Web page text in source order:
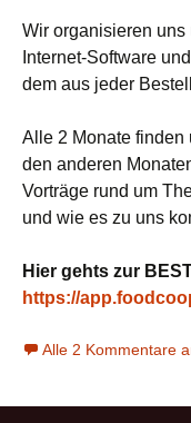
Wir organisieren
Internet-Software
dem aus jeder
Alle 2 Monate finden
den anderen
Vorträge rund um
und wie es zu uns
Hier gehts zur
https://
Alle 2 Kommentare